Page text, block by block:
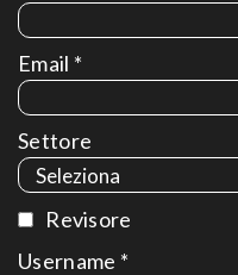
Email *
Settore
Revisore
Username *